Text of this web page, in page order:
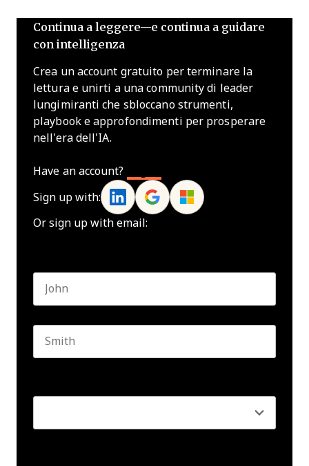
Continua a leggere—e continua a guidare
con intelligenza
Crea un account gratuito per terminare la
lettura e unirti a una community di leader
lungimiranti che sbloccano strumenti,
playbook e approfondimenti per prosperare
nell'era dell'IA.
Have an account?
Sign up with:
Or sign up with email: